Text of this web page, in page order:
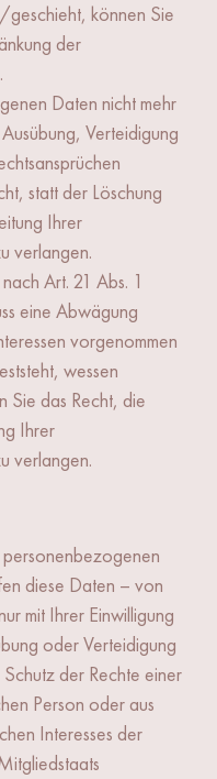
können Sie
der
Daten nicht mehr
Verteidigung
statt der Löschung
Ihrer
verlangen.
Art. 21 Abs. 1
eine Abwägung
vorgenommen
wessen
Sie das Recht, die
Ihrer
verlangen.
diese Daten – von
mit Ihrer Einwilligung
oder Verteidigung
der Rechte einer
Person oder aus
Interesses der